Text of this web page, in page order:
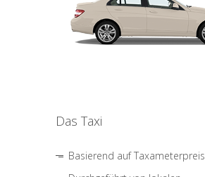
Das Taxi
Basierend auf Taxameterpreis